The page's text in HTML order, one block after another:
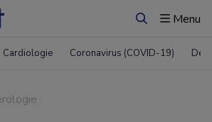
ZoekenMenu
Cardiologie Coronavirus (COVID-19)